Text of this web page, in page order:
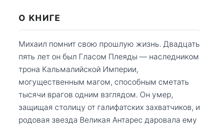
О КНИГЕ
Михаил помнит свою прошлую жизнь. Двадцать
пять лет он был Гласом Плеяды — наследником
трона Кальмалийской Империи,
могущественным магом, способным сметать
тысячи врагов одним взглядом. Он умер,
защищая столицу от галифатских захватчиков, и
родовая звезда Великая Антарес даровала ему